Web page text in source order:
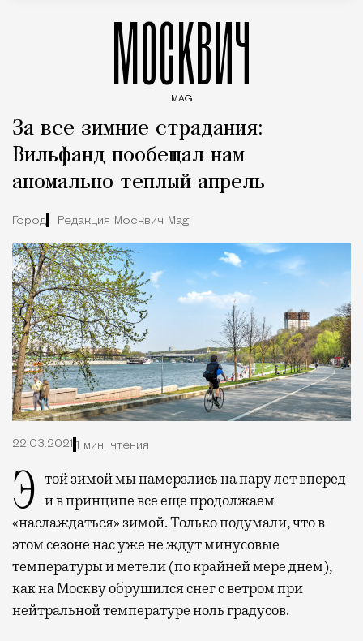
МОСКВИЧ
MAG
За все зимние страдания:
Вильфанд пообещал нам
аномально теплый апрель
Город Редакция Москвич Mag
22.03.2021 1 мин. чтения
Этой зимой мы намерзлись на пару лет вперед и в принципе все еще продолжаем
«наслаждаться» зимой. Только подумали, что в
этом сезоне нас уже не ждут минусовые
температуры и метели (по крайней мере днем),
как на Москву обрушился снег с ветром при
нейтральной температуре ноль градусов.